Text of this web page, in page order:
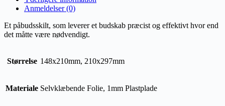
Anmeldelser (0)
Et påbudsskilt, som leverer et budskab præcist og effektivt hvor end
det måtte være nødvendigt.
Størrelse 148x210mm, 210x297mm
Materiale Selvklæbende Folie, 1mm Plastplade